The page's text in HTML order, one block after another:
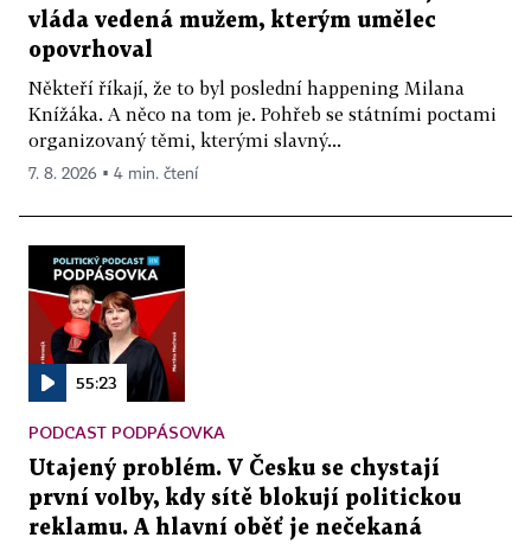
vláda vedená mužem, kterým umělec
opovrhoval
Někteří říkají, že to byl poslední happening Milana
Knížáka. A něco na tom je. Pohřeb se státními poctami
organizovaný těmi, kterými slavný...
7. 8. 2026 ▪ 4 min. čtení
55:23
PODCAST PODPÁSOVKA
Utajený problém. V Česku se chystají
první volby, kdy sítě blokují politickou
reklamu. A hlavní oběť je nečekaná